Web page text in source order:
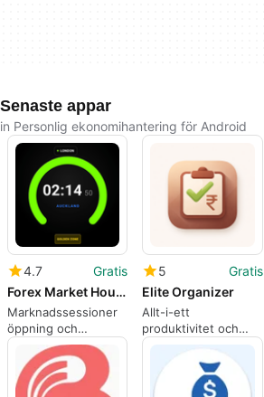
Senaste appar
in Personlig ekonomihantering för Android
4.7
Gratis
Forex Market Hours Clock
Marknadssessioner
öppning och
stängning klocka
5
Gratis
Elite Organizer
Allt-i-ett
produktivitet och
ekonomi organisatör